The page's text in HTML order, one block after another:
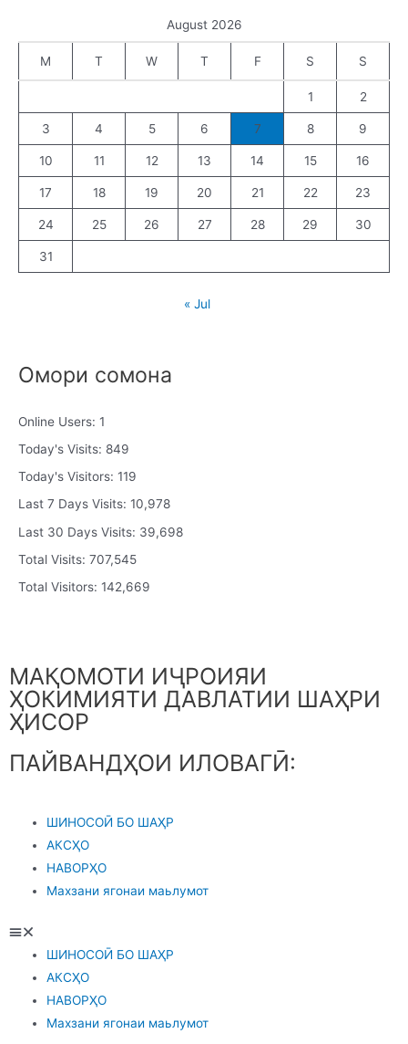
August 2026
M T W T F S S
1 2
3 4 5 6 7 8 9
10 11 12 13 14 15 16
17 18 19 20 21 22 23
24 25 26 27 28 29 30
31
« Jul
Омори сомона
Online Users: 1
Today's Visits: 849
Today's Visitors: 119
Last 7 Days Visits: 10,978
Last 30 Days Visits: 39,698
Total Visits: 707,545
Total Visitors: 142,669
МАҚОМОТИ ИҶРОИЯИ
ҲОКИМИЯТИ ДАВЛАТИИ ШАҲРИ
ҲИСОР
ПАЙВАНДҲОИ ИЛОВАГӢ:
ШИНОСОӢ БО ШАҲР
АКСҲО
НАВОРҲО
Махзани ягонаи маьлумот
ШИНОСОӢ БО ШАҲР
АКСҲО
НАВОРҲО
Махзани ягонаи маьлумот